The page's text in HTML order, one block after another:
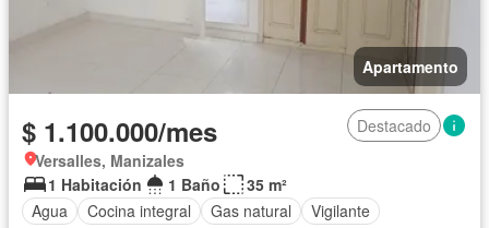
Apartamento
$ 1.100.000/mes
Destacado
Versalles, Manizales
1 Habitación
1 Baño
35 m²
Agua
Cocina integral Gas natural Vigilante